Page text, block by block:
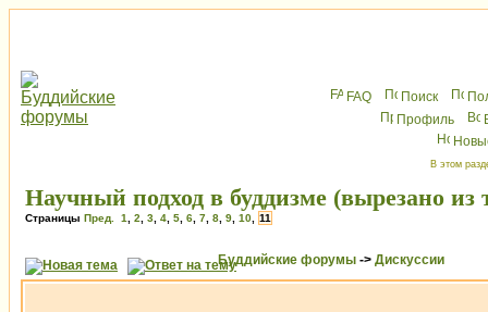
FAQ Поиск
Профиль
В этом
Научный подход в буддизме (вырезано
Страницы Пред. 1 2 3 4 5 6 7 8 9 10 11
Буддийские форумы -> Дискуссии